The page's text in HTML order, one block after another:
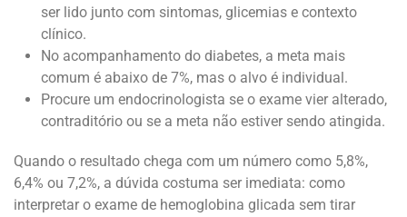
ser lido junto com sintomas, glicemias e contexto
clínico.
No acompanhamento do diabetes, a meta mais
comum é abaixo de 7%, mas o alvo é individual.
Procure um endocrinologista se o exame vier alterado,
contraditório ou se a meta não estiver sendo atingida.
Quando o resultado chega com um número como 5,8%,
6,4% ou 7,2%, a dúvida costuma ser imediata: como
interpretar o exame de hemoglobina glicada sem tirar